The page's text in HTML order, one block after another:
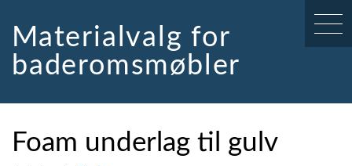
contentMaterialvalg for
baderomsmøbler
Foam underlag til gulv